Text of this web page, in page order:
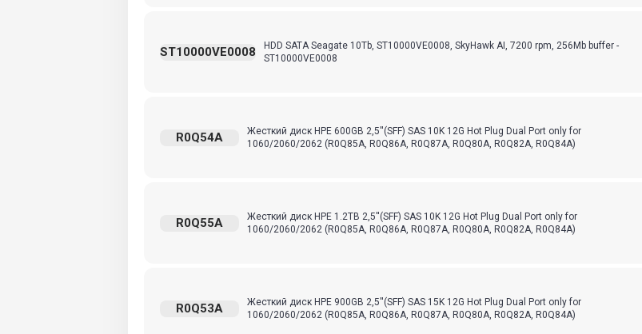
HDD SATA Seagate 10Tb, ST10000VE0008, SkyHawk AI, 7200 rpm, 256Mb buffer -
ST10000VE0008
ST10000VE0008
Жесткий диск HPE 600GB 2,5''(SFF) SAS 10K 12G Hot Plug Dual Port only for
1060/2060/2062 (R0Q85A, R0Q86A, R0Q87A, R0Q80A, R0Q82A, R0Q84A)
R0Q54A
Жесткий диск HPE 1.2TB 2,5''(SFF) SAS 10K 12G Hot Plug Dual Port only for
1060/2060/2062 (R0Q85A, R0Q86A, R0Q87A, R0Q80A, R0Q82A, R0Q84A)
R0Q55A
Жесткий диск HPE 900GB 2,5''(SFF) SAS 15K 12G Hot Plug Dual Port only for
1060/2060/2062 (R0Q85A, R0Q86A, R0Q87A, R0Q80A, R0Q82A, R0Q84A)
R0Q53A